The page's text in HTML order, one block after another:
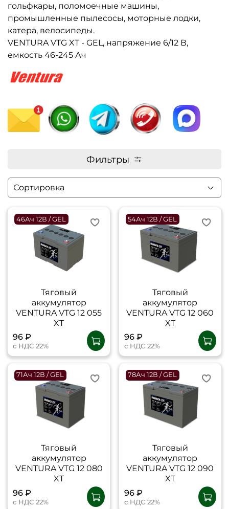
гольфкары, поломоечные машины,
промышленные пылесосы, моторные лодки,
катера, велосипеды.
VENTURA VTG XT - GEL, напряжение 6/12 В,
емкость 46-245 Ач
Фильтры
46Ач 12В / GEL
Тяговый
аккумулятор
VENTURA VTG 12 055
XT
96 ₽
с НДС 22%
54Ач 12В / GEL
Тяговый
аккумулятор
VENTURA VTG 12 060
XT
96 ₽
с НДС 22%
71Ач 12В / GEL
Тяговый
аккумулятор
VENTURA VTG 12 080
XT
96 ₽
с НДС 22%
78Ач 12В / GEL
Тяговый
аккумулятор
VENTURA VTG 12 090
XT
96 ₽
с НДС 22%